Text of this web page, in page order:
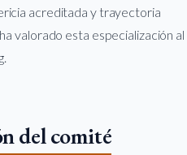
acreditada y trayectoria
valorado esta especialización al
del comité